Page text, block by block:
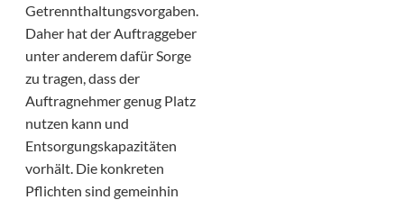
Getrennthaltungsvorgaben.
Daher hat der Auftraggeber
unter anderem dafür Sorge
zu tragen, dass der
Auftragnehmer genug Platz
nutzen kann und
Entsorgungskapazitäten
vorhält. Die konkreten
Pflichten sind gemeinhin